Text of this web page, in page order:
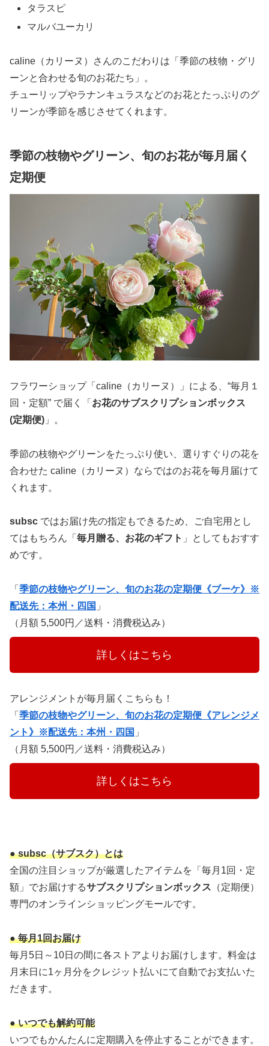
タラスピ
マルバユーカリ
caline（カリーヌ）さんのこだわりは「季節の枝物・グリ
ーンと合わせる旬のお花たち」。
チューリップやラナンキュラスなどのお花とたっぷりのグ
リーンが季節を感じさせてくれます。
季節の枝物やグリーン、旬のお花が毎月届く
定期便
フラワーショップ「caline（カリーヌ）」による、“毎月１
回・定額” で届く「 お花のサブスクリプションボックス
(定期便) 」。
季節の枝物やグリーンをたっぷり使い、選りすぐりの花を
合わせた caline（カリーヌ）ならではのお花を毎月届けて
くれます。
subsc ではお届け先の指定もできるため、ご自宅用とし
てはもちろん「 毎月贈る、お花のギフト 」としてもおすす
めです。
「 季節の枝物やグリーン、旬のお花の定期便《ブーケ》※
配送先：本州・四国 」
（月額 5,500円／送料・消費税込み）
詳しくはこちら
アレンジメントが毎月届くこちらも！
「 季節の枝物やグリーン、旬のお花の定期便《アレンジメ
ント》※配送先：本州・四国 」
（月額 5,500円／送料・消費税込み）
詳しくはこちら
● subsc（サブスク）とは
全国の注目ショップが厳選したアイテムを「毎月1回・定
額」でお届けするサブスクリプションボックス （定期便）
専門のオンラインショッピングモールです。
● 毎月1回お届け
毎月5日～10日の間に各ストアよりお届けします。料金は
月末日に1ヶ月分をクレジット払いにて自動でお支払いた
だきます。
● いつでも解約可能
いつでもかんたんに定期購入を停止することができます。